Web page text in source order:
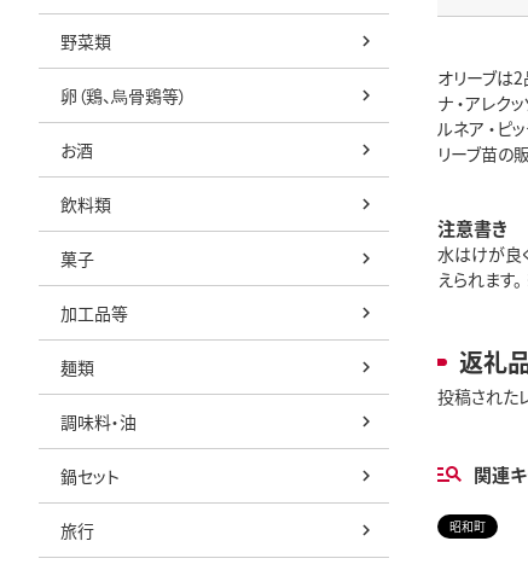
野菜類
卵（鶏、烏骨鶏等）
お酒
飲料類
菓子
加工品等
麺類
調味料・油
鍋セット
旅行
オリーブは
ナ ・アレク
ルネア ・ピ
リーブ苗の
注意書き
水はけが良
えられます
返礼
投稿された
関連
昭和町